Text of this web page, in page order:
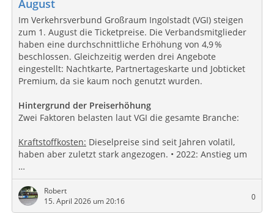
August
Im Verkehrsverbund Großraum Ingolstadt (VGI) steigen
zum 1. August die Ticketpreise. Die Verbandsmitglieder
haben eine durchschnittliche Erhöhung von 4,9 %
beschlossen. Gleichzeitig werden drei Angebote
eingestellt: Nachtkarte, Partnertageskarte und Jobticket
Premium, da sie kaum noch genutzt wurden.
Hintergrund der Preiserhöhung
Zwei Faktoren belasten laut VGI die gesamte Branche:
Kraftstoffkosten: Dieselpreise sind seit Jahren volatil,
haben aber zuletzt stark angezogen. • 2022: Anstieg um
…
Robert
15. April 2026 um 20:16
0